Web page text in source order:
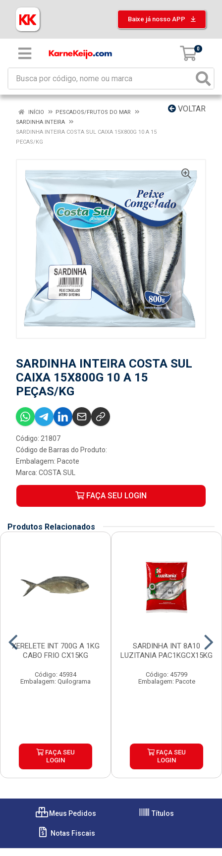
Baixe já nosso APP
0
VOLTAR
INÍCIO
PESCADOS/FRUTOS DO MAR
SARDINHA INTEIRA
SARDINHA INTEIRA COSTA SUL CAIXA 15X800G 10 A 15
PECAS/KG
SARDINHA INTEIRA COSTA SUL
CAIXA 15X800G 10 A 15
PEÇAS/KG
Código: 21807
Código de Barras do Produto:
Embalagem: Pacote
Marca: COSTA SUL
FAÇA SEU LOGIN
Produtos Relacionados
XERELETE INT 700G A 1KG
CABO FRIO CX15KG
Código: 45934
Embalagem: Quilograma
FAÇA SEU
LOGIN
SARDINHA INT 8A10
LUZITANIA PAC1KGCX15KG
Código: 45799
Embalagem: Pacote
FAÇA SEU
LOGIN
Meus Pedidos Títulos
Notas Fiscais